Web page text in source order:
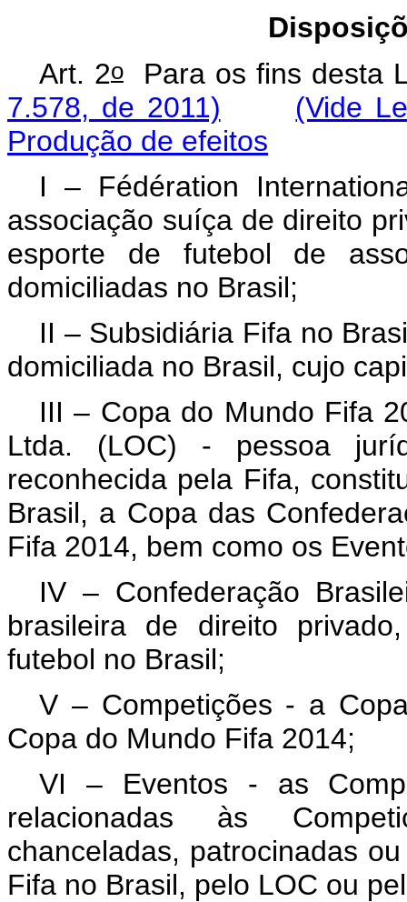
Art. 2oPara os fins desta
7.578, de 2011)
(Vide
Produção de efeitos
I – Fédération
associação suíça de direito
esporte de futebol de
domiciliadas no Brasil;
II – Subsidiária Fifa no
domiciliada no Brasil, cujo
III – Copa do Mundo Fifa
Ltda. (LOC) - pessoa
reconhecida pela Fifa,
Brasil, a Copa das
Fifa 2014, bem como os
IV – Confederação
brasileira de direito
futebol no Brasil;
V – Competições - a
Copa do Mundo Fifa 2014;
VI – Eventos - as
relacionadas às
chanceladas, patrocinadas
Fifa no Brasil, pelo LOC ou